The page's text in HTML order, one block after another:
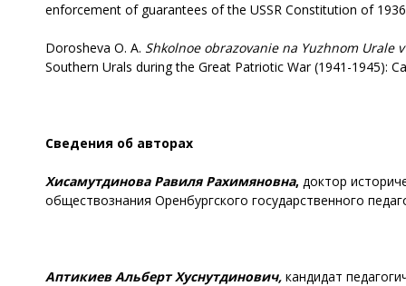
enforcement of guarantees of the USSR Constitution of
Dorosheva O. A. Shkolnoe obrazovanie na Yuzhnom Urale
Southern Urals during the Great Patriotic War (1941-1945):
Сведения об авторах
Хисамутдинова Равиля Рахимяновна, доктор
обществознания Оренбургского государственного
Аптикиев Альберт Хуснутдинович, кандидат